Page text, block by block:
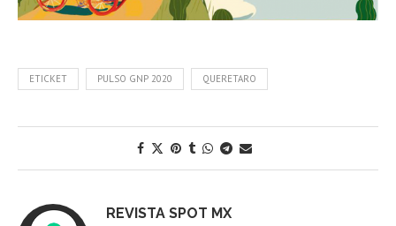
ETICKET PULSO GNP 2020 QUERETARO
REVISTA SPOT MX